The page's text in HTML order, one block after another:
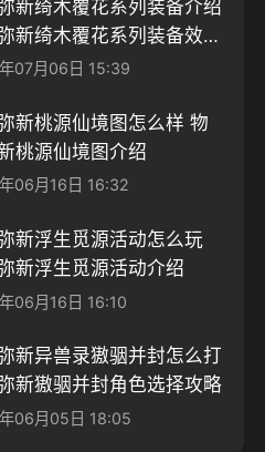
新绮木覆花系列装备介绍
新绮木覆花系列装备效果
07月06日 15:39
新桃源仙境图怎么样 物
桃源仙境图介绍
06月16日 16:32
新浮生觅源活动怎么玩
新浮生觅源活动介绍
06月16日 16:10
新异兽录獓骃并封怎么打
新獓骃并封角色选择攻略
06月05日 18:05